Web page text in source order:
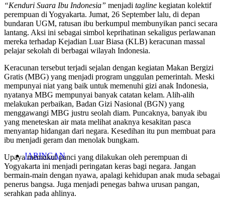
JARINGAN
“Kenduri Suara Ibu Indonesia” menjadi tagline kegiatan kolektif
perempuan di Yogyakarta. Jumat, 26 September lalu, di depan
bundaran UGM, ratusan ibu berkumpul membunyikan panci secara
lantang. Aksi ini sebagai simbol keprihatinan sekaligus perlawanan
mereka terhadap Kejadian Luar Biasa (KLB) keracunan massal
pelajar sekolah di berbagai wilayah Indonesia.
Keracunan tersebut terjadi sejalan dengan kegiatan Makan Bergizi
Gratis (MBG) yang menjadi program unggulan pemerintah. Meski
mempunyai niat yang baik untuk memenuhi gizi anak Indonesia,
nyatanya MBG mempunyai banyak catatan kelam. Alih-alih
melakukan perbaikan, Badan Gizi Nasional (BGN) yang
menggawangi MBG justru seolah diam. Puncaknya, banyak ibu
yang meneteskan air mata melihat anaknya kesakitan pasca
menyantap hidangan dari negara. Kesedihan itu pun membuat para
ibu menjadi geram dan menolak bungkam.
Upaya memukul panci yang dilakukan oleh perempuan di
Yogyakarta ini menjadi peringatan keras bagi negara. Jangan
bermain-main dengan nyawa, apalagi kehidupan anak muda sebagai
penerus bangsa. Juga menjadi penegas bahwa urusan pangan,
serahkan pada ahlinya.